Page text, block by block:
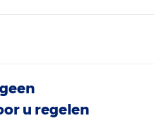
u regelen